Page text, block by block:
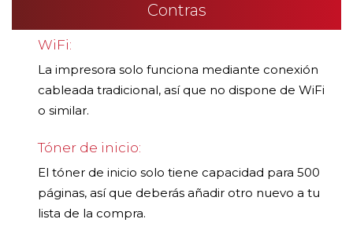
Contras
WiFi:
La impresora solo funciona mediante conexión
cableada tradicional, así que no dispone de WiFi
o similar.
Tóner de inicio:
El tóner de inicio solo tiene capacidad para 500
páginas, así que deberás añadir otro nuevo a tu
lista de la compra.